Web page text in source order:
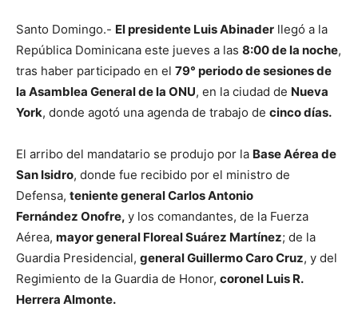
Santo Domingo.- El presidente Luis Abinader llegó a la
República Dominicana este jueves a las 8:00 de la noche,
tras haber participado en el 79° periodo de sesiones de
la Asamblea General de la ONU, en la ciudad de Nueva
York, donde agotó una agenda de trabajo de cinco días.
El arribo del mandatario se produjo por la Base Aérea de
San Isidro, donde fue recibido por el ministro de
Defensa, teniente general Carlos Antonio
Fernández Onofre, y los comandantes, de la Fuerza
Aérea, mayor general Floreal Suárez Martínez; de la
Guardia Presidencial, general Guillermo Caro Cruz, y del
Regimiento de la Guardia de Honor, coronel Luis R.
Herrera Almonte.